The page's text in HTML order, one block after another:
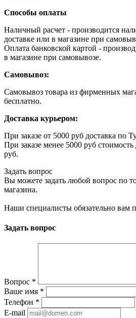
Способы оплаты
Наличный расчет - производится
доставке или в магазине при
Оплата банковской картой -
в магазине при самовывозе.
Самовывоз:
Самовывоз товара из фирменных
бесплатно.
Доставка курьером:
При заказе от 5000 руб доставка по
При заказе менее 5000 руб
руб.
Задать вопрос
Вы можете задать любой вопрос по
магазина.
Наши специалисты обязательно вам
Задать вопрос
Вопрос *
Ваше имя *
Телефон *
E-mail